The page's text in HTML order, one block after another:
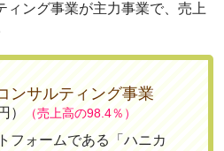
ィング事業が主力事業で、売上
ンサルティング事業
） （売上高の98.4％）
フォームである「ハニカ